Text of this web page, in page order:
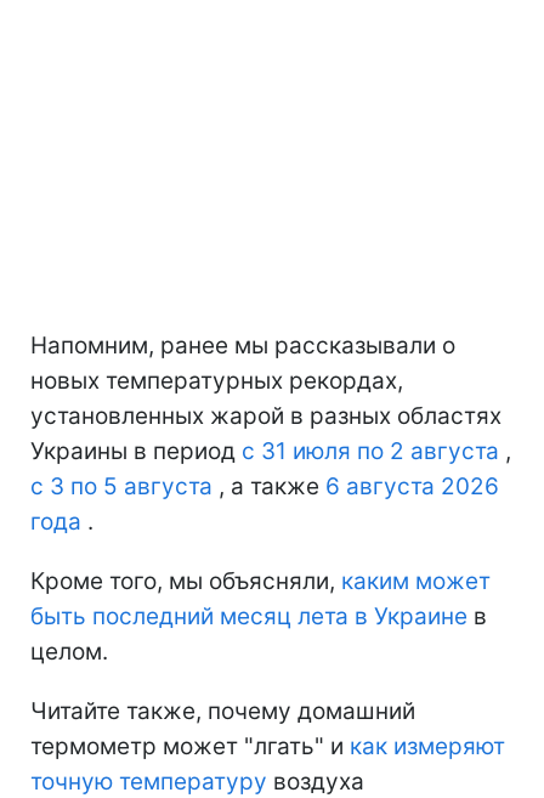
Напомним, ранее мы рассказывали о
новых температурных рекордах,
установленных жарой в разных областях
Украины в период с 31 июля по 2 августа ,
с 3 по 5 августа , а также 6 августа 2026
года .
Кроме того, мы объясняли, каким может
быть последний месяц лета в Украине в
целом.
Читайте также, почему домашний
термометр может "лгать" и как измеряют
точную температуру воздуха